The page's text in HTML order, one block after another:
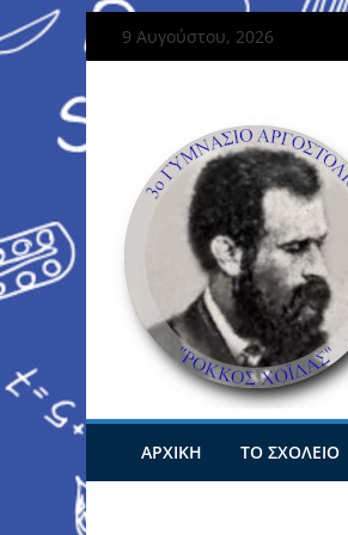
Μετάβαση
σε
περιεχόμενο
9 Αυγούστου, 2026
ΑΡΧΙΚΗ ΤΟ ΣΧΟΛΕΙΟ